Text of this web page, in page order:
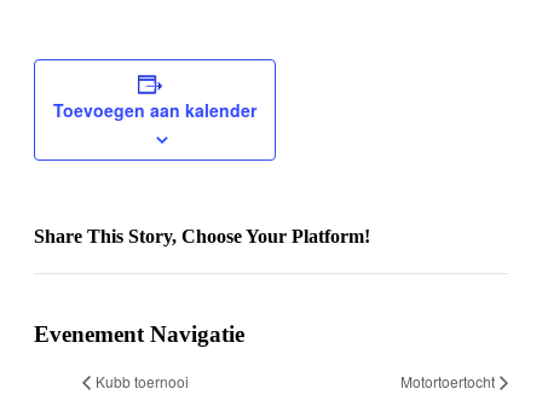
Toevoegen aan kalender
Share This Story, Choose Your Platform!
Evenement Navigatie
Kubb toernooi Motortoertocht